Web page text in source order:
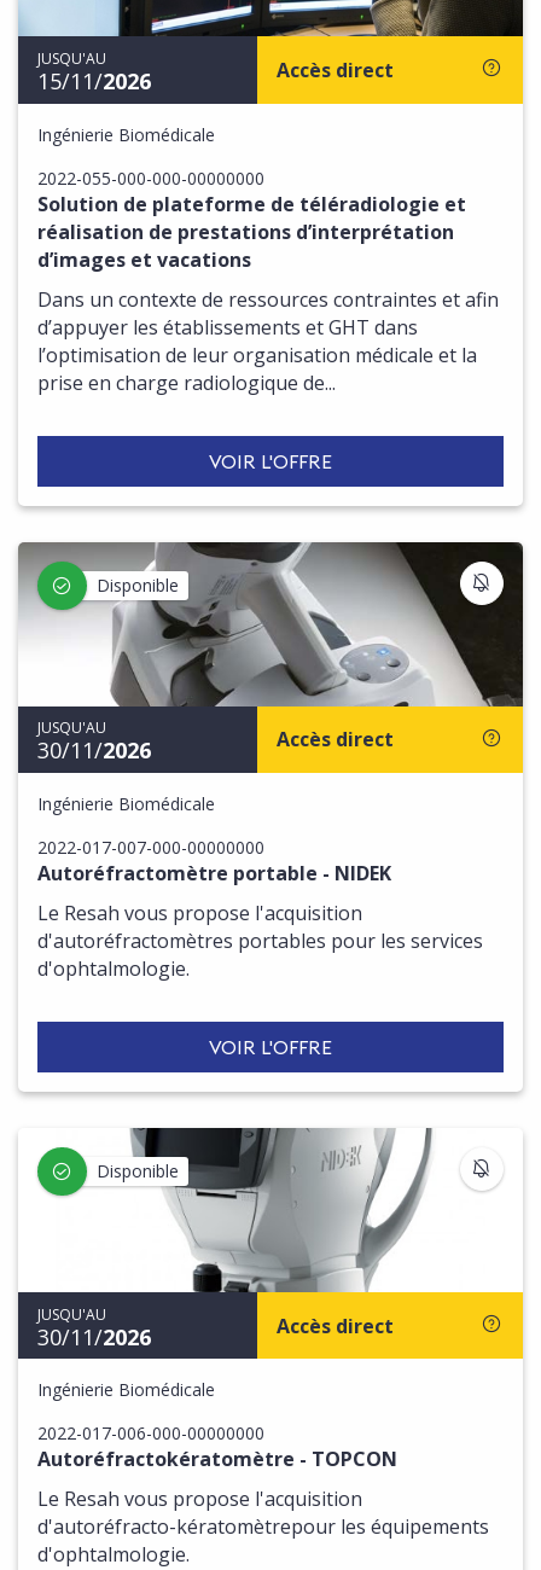
JUSQU'AU
15/11/2026 Accès direct
Ingénierie Biomédicale
2022-055-000-000-00000000
Solution de plateforme de téléradiologie et
réalisation de prestations d’interprétation
d’images et vacations
Dans un contexte de ressources contraintes et afin
d’appuyer les établissements et GHT dans
l’optimisation de leur organisation médicale et la
prise en charge radiologique de...
VOIR L'OFFRE
Disponible
JUSQU'AU
30/11/2026 Accès direct
Ingénierie Biomédicale
2022-017-007-000-00000000
Autoréfractomètre portable - NIDEK
Le Resah vous propose l'acquisition
d'autoréfractomètres portables pour les services
d'ophtalmologie.
VOIR L'OFFRE
Disponible
JUSQU'AU
30/11/2026 Accès direct
Ingénierie Biomédicale
2022-017-006-000-00000000
Autoréfractokératomètre - TOPCON
Le Resah vous propose l'acquisition
d'autoréfracto-kératomètrepour les équipements
d'ophtalmologie.